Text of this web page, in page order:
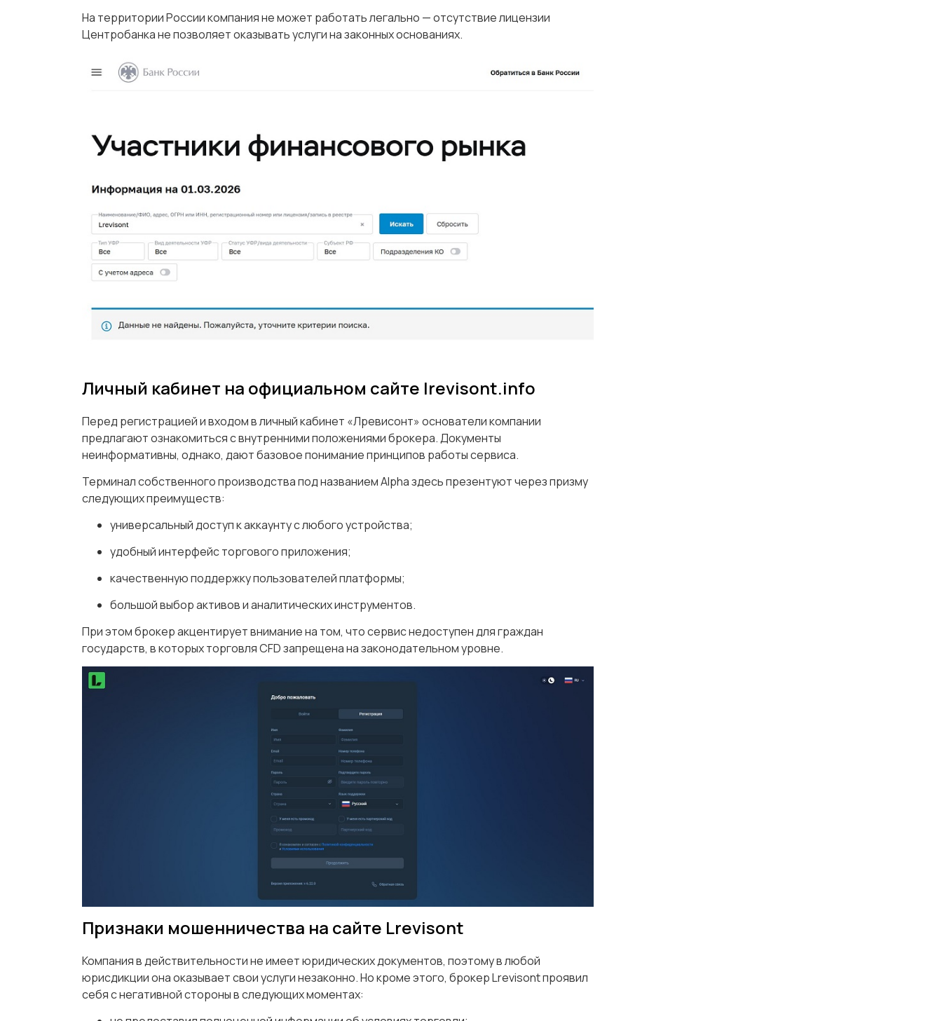
На территории России компания не может работать легально — отсутствие лицензии
Центробанка не позволяет оказывать услуги на законных основаниях.
Личный кабинет на официальном сайте lrevisont.info
Перед регистрацией и входом в личный кабинет «Лревисонт» основатели компании
предлагают ознакомиться с внутренними положениями брокера. Документы
неинформативны, однако, дают базовое понимание принципов работы сервиса.
Терминал собственного производства под названием Alpha здесь презентуют через призму
следующих преимуществ:
универсальный доступ к аккаунту с любого устройства;
удобный интерфейс торгового приложения;
качественную поддержку пользователей платформы;
большой выбор активов и аналитических инструментов.
При этом брокер акцентирует внимание на том, что сервис недоступен для граждан
государств, в которых торговля CFD запрещена на законодательном уровне.
Признаки мошенничества на сайте Lrevisont
Компания в действительности не имеет юридических документов, поэтому в любой
юрисдикции она оказывает свои услуги незаконно. Но кроме этого, брокер Lrevisont проявил
себя с негативной стороны в следующих моментах: